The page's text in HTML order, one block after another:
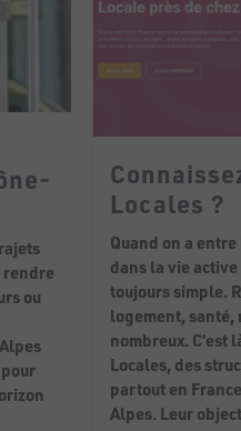
rendre
ou
Locales ?
Quand on a
dans la vie
toujours simple.
logement,
nombreux. C’est
Locales, des
partout en
Alpes. Leur